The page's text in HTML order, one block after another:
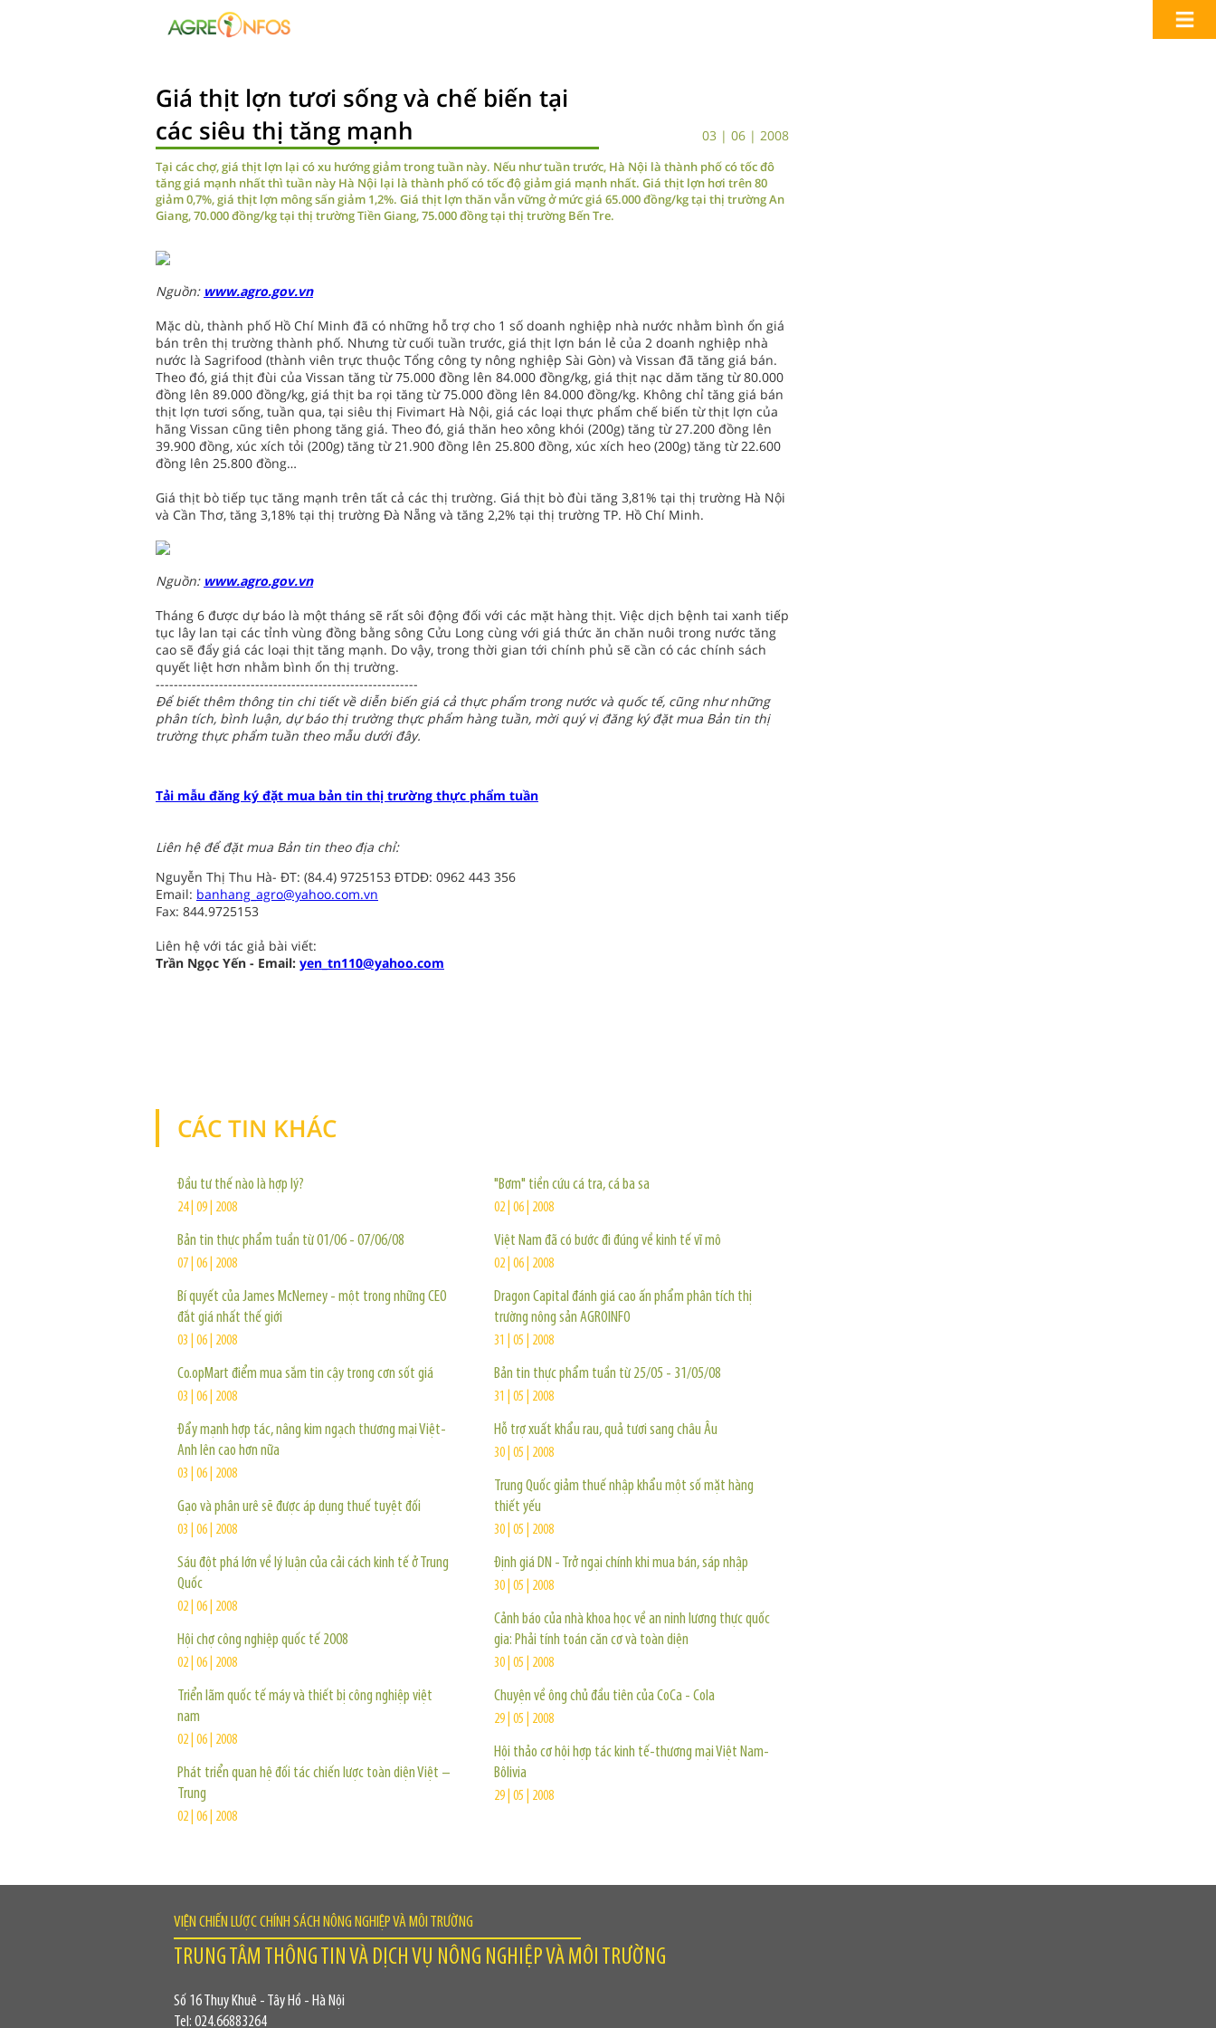
Giá thịt lợn tươi sống và chế biến tại
các siêu thị tăng mạnh
03 | 06 | 2008
Tại các chợ, giá thịt lợn lại có xu hướng giảm trong tuần này. Nếu như tuần trước, Hà Nội là thành phố có tốc đô
tăng giá mạnh nhất thì tuần này Hà Nội lại là thành phố có tốc độ giảm giá mạnh nhất. Giá thịt lợn hơi trên 80
giảm 0,7%, giá thịt lợn mông sấn giảm 1,2%. Giá thịt lợn thăn vẫn vững ở mức giá 65.000 đồng/kg tại thị trường An
Giang, 70.000 đồng/kg tại thị trường Tiền Giang, 75.000 đồng tại thị trường Bến Tre.
Nguồn: www.agro.gov.vn
Mặc dù, thành phố Hồ Chí Minh đã có những hỗ trợ cho 1 số doanh nghiệp nhà nước nhằm bình ổn giá
bán trên thị trường thành phố. Nhưng từ cuối tuần trước, giá thịt lợn bán lẻ của 2 doanh nghiệp nhà
nước là Sagrifood (thành viên trực thuộc Tổng công ty nông nghiệp Sài Gòn) và Vissan đã tăng giá bán.
Theo đó, giá thịt đùi của Vissan tăng từ 75.000 đồng lên 84.000 đồng/kg, giá thịt nạc dăm tăng từ 80.000
đồng lên 89.000 đồng/kg, giá thịt ba rọi tăng từ 75.000 đồng lên 84.000 đồng/kg. Không chỉ tăng giá bán
thịt lợn tươi sống, tuần qua, tại siêu thị Fivimart Hà Nội, giá các loại thực phẩm chế biến từ thịt lợn của
hãng Vissan cũng tiên phong tăng giá. Theo đó, giá thăn heo xông khói (200g) tăng từ 27.200 đồng lên
39.900 đồng, xúc xích tỏi (200g) tăng từ 21.900 đồng lên 25.800 đồng, xúc xích heo (200g) tăng từ 22.600
đồng lên 25.800 đồng…
Giá thịt bò tiếp tục tăng mạnh trên tất cả các thị trường. Giá thịt bò đùi tăng 3,81% tại thị trường Hà Nội
và Cần Thơ, tăng 3,18% tại thị trường Đà Nẵng và tăng 2,2% tại thị trường TP. Hồ Chí Minh.
Nguồn: www.agro.gov.vn
Tháng 6 được dự báo là một tháng sẽ rất sôi động đối với các mặt hàng thịt. Việc dịch bệnh tai xanh tiếp
tục lây lan tại các tỉnh vùng đồng bằng sông Cửu Long cùng với giá thức ăn chăn nuôi trong nước tăng
cao sẽ đẩy giá các loại thịt tăng mạnh. Do vậy, trong thời gian tới chính phủ sẽ cần có các chính sách
quyết liệt hơn nhằm bình ổn thị trường.
----------------------------------------------------------
Để biết thêm thông tin chi tiết về diễn biến giá cả thực phẩm trong nước và quốc tế, cũng như những
phân tích, bình luận, dự báo thị trường thực phẩm hàng tuần, mời quý vị đăng ký đặt mua Bản tin thị
trường thực phẩm tuần theo mẫu dưới đây.
Tải mẫu đăng ký đặt mua bản tin thị trường thực phẩm tuần
Liên hệ để đặt mua Bản tin theo địa chỉ:
Nguyễn Thị Thu Hà- ĐT: (84.4) 9725153 ĐTDĐ: 0962 443 356
Email: banhang_agro@yahoo.com.vn
Fax: 844.9725153
Liên hệ với tác giả bài viết:
Trần Ngọc Yến - Email: yen_tn110@yahoo.com
CÁC TIN KHÁC
Đầu tư thế nào là hợp lý?
24 | 09 | 2008
Bản tin thực phẩm tuần từ 01/06 - 07/06/08
07 | 06 | 2008
Bí quyết của James McNerney - một trong những CEO
đắt giá nhất thế giới
03 | 06 | 2008
Co.opMart điểm mua sắm tin cậy trong cơn sốt giá
03 | 06 | 2008
Đẩy mạnh hợp tác, nâng kim ngạch thương mại Việt-
Anh lên cao hơn nữa
03 | 06 | 2008
Gạo và phân urê sẽ được áp dụng thuế tuyệt đối
03 | 06 | 2008
Sáu đột phá lớn về lý luận của cải cách kinh tế ở Trung
Quốc
02 | 06 | 2008
Hội chợ công nghiệp quốc tế 2008
02 | 06 | 2008
Triển lãm quốc tế máy và thiết bị công nghiệp việt
nam
02 | 06 | 2008
Phát triển quan hệ đối tác chiến lược toàn diện Việt –
Trung
02 | 06 | 2008
"Bơm" tiền cứu cá tra, cá ba sa
02 | 06 | 2008
Việt Nam đã có bước đi đúng về kinh tế vĩ mô
02 | 06 | 2008
Dragon Capital đánh giá cao ấn phẩm phân tích thị
trường nông sản AGROINFO
31 | 05 | 2008
Bản tin thực phẩm tuần từ 25/05 - 31/05/08
31 | 05 | 2008
Hỗ trợ xuất khẩu rau, quả tươi sang châu Âu
30 | 05 | 2008
Trung Quốc giảm thuế nhập khẩu một số mặt hàng
thiết yếu
30 | 05 | 2008
Định giá DN - Trở ngại chính khi mua bán, sáp nhập
30 | 05 | 2008
Cảnh báo của nhà khoa học về an ninh lương thực quốc
gia: Phải tính toán căn cơ và toàn diện
30 | 05 | 2008
Chuyện về ông chủ đầu tiên của CoCa - Cola
29 | 05 | 2008
Hội thảo cơ hội hợp tác kinh tế-thương mại Việt Nam-
Bôlivia
29 | 05 | 2008
VIỆN CHIẾN LƯỢC CHÍNH SÁCH NÔNG NGHIỆP VÀ MÔI TRƯỜNG
TRUNG TÂM THÔNG TIN VÀ DỊCH VỤ NÔNG NGHIỆP VÀ MÔI TRƯỜNG
Số 16 Thụy Khuê - Tây Hồ - Hà Nội
Tel: 024.66883264